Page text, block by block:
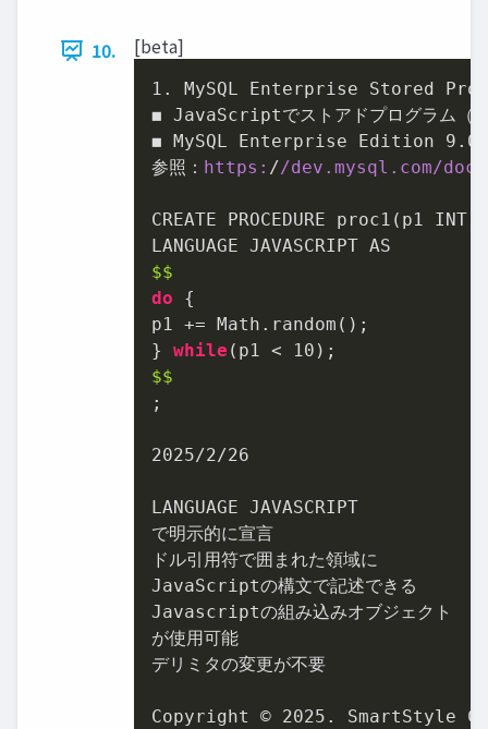
10. [beta]
1 . MySQL Enterprise Stored
◼ JavaScriptでストアドプログラム（
◼ MySQL Enterprise Edition 9.0
参照： https: //dev.mysql.com/doc
CREATE PROCEDURE proc1(p1 INT)
$$
do {
p1 += Math.random();
} while (p1 < 10
$$
;
2025/2/26
LANGUAGE JAVASCRIPT
で明示的に宣言
ドル引用符で囲まれた領域に
JavaScriptの構文で記述できる
Javascriptの組み込みオブジェクト
が使用可能
デリミタの変更が不要
Copyright © 2025 . SmartStyle